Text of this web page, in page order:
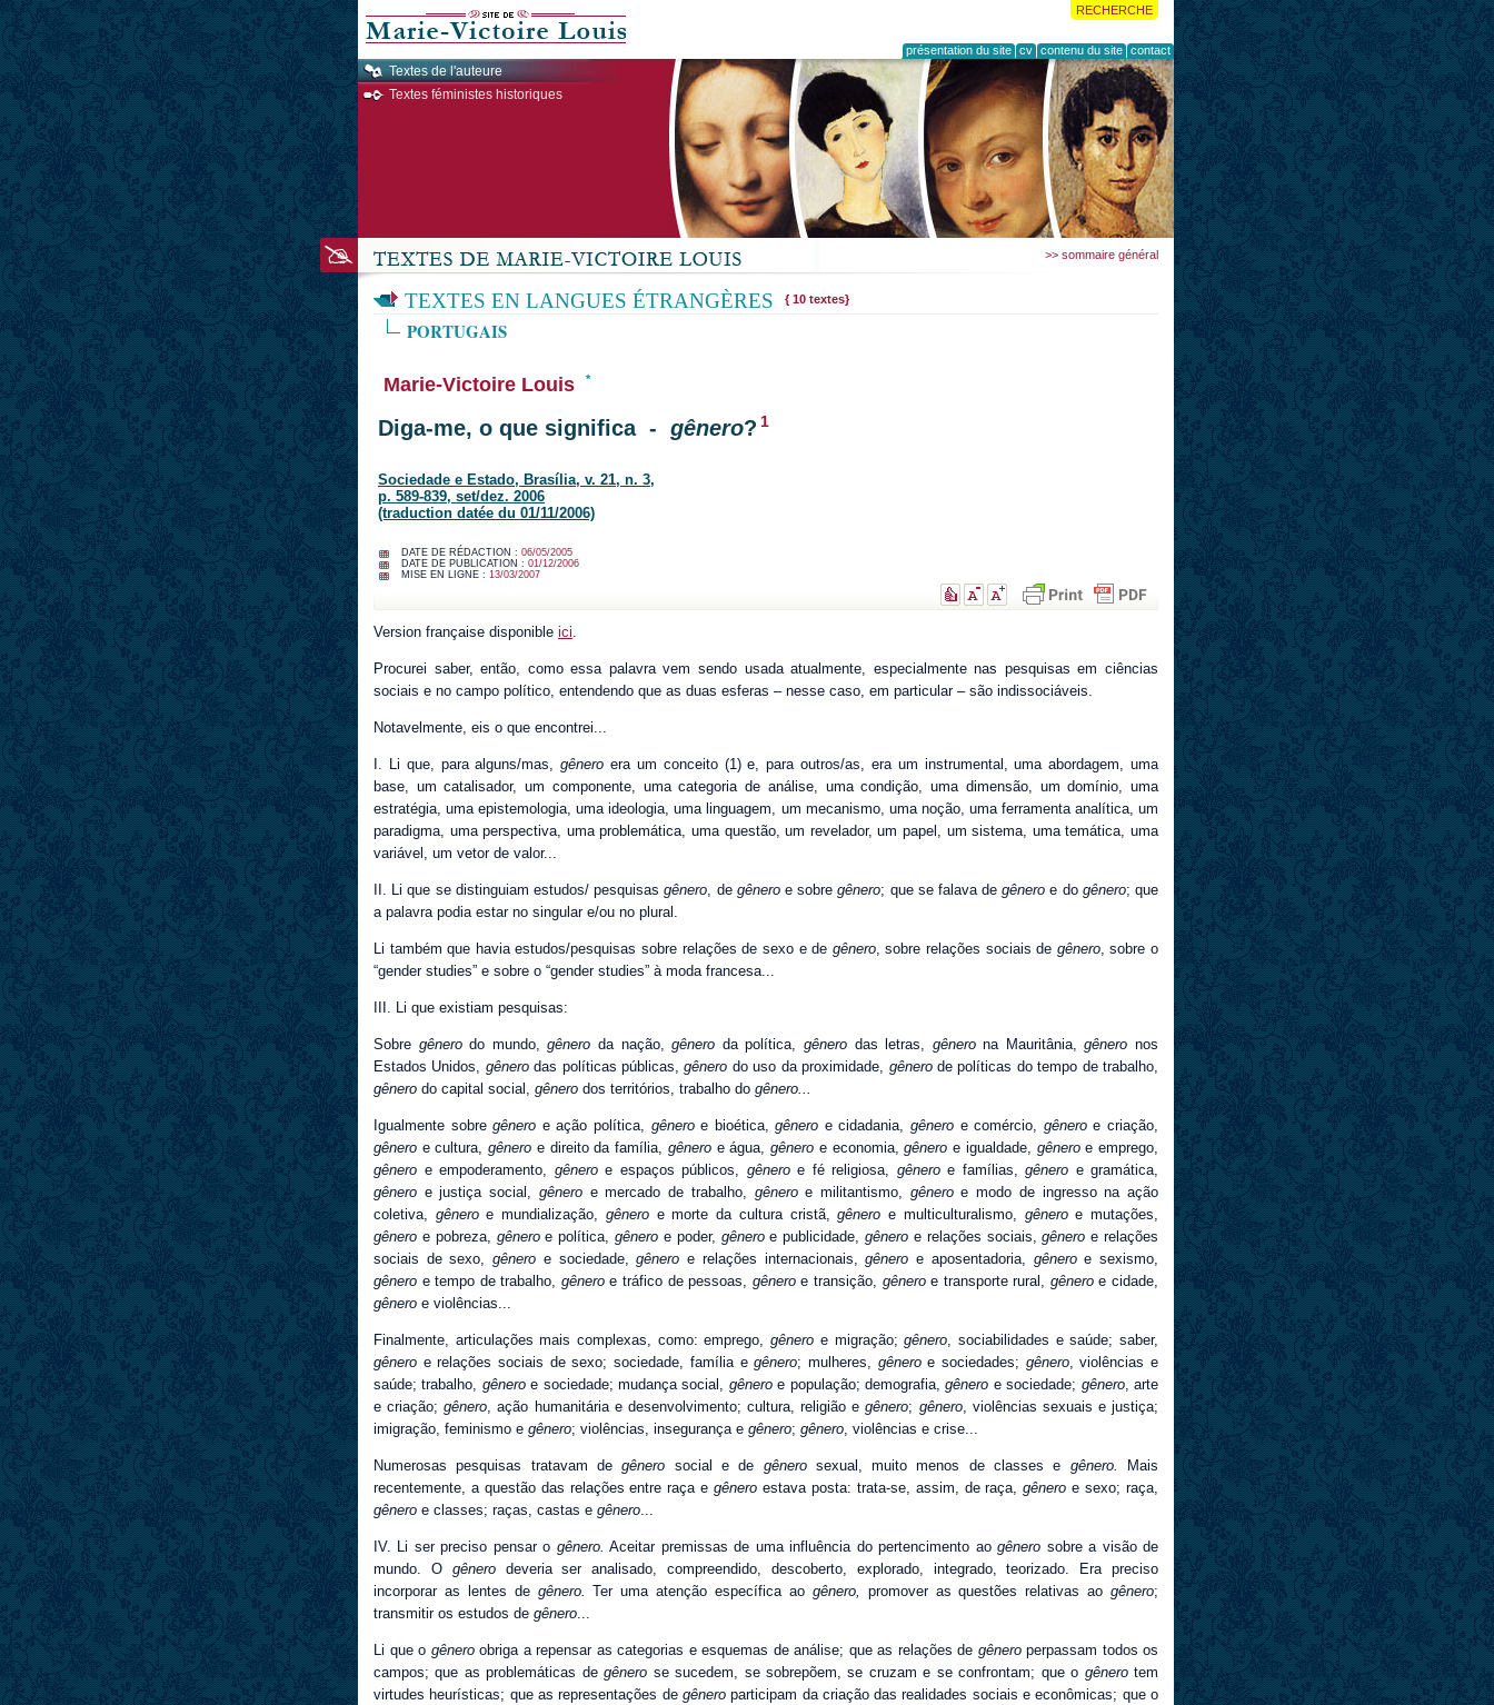
RECHERCHE
présentation du site cv contenu du site contact
Textes de l'auteure
Textes féministes historiques
>> sommaire général
TEXTES EN LANGUES ÉTRANGÈRES { 10 textes}
PORTUGAIS
Marie-Victoire Louis *
Diga-me, o que significa - gênero? 1
Sociedade e Estado, Brasília, v. 21, n. 3,
p. 589-839, set/dez. 2006
(traduction datée du 01/11/2006)
DATE DE RÉDACTION : 06/05/2005
DATE DE PUBLICATION : 01/12/2006
MISE EN LIGNE : 13/03/2007
Version française disponible ici.
Procurei saber, então, como essa palavra vem sendo usada atualmente, especialmente nas pesquisas em ciências
sociais e no campo político, entendendo que as duas esferas – nesse caso, em particular – são indissociáveis.
Notavelmente, eis o que encontrei...
I. Li que, para alguns/mas,gênero era um conceito (1) e, para outros/as, era um instrumental, uma abordagem, uma
base, um catalisador, um componente, uma categoria de análise, uma condição, uma dimensão, um domínio, uma
estratégia, uma epistemologia, uma ideologia, uma linguagem, um mecanismo, uma noção, uma ferramenta analítica, um
paradigma, uma perspectiva, uma problemática, uma questão, um revelador, um papel, um sistema, uma temática, uma
variável, um vetor de valor...
II. Li que se distinguiam estudos/ pesquisas gênero, de gêneroe sobregênero; que se falava degênero e do gênero; que
a palavra podia estar no singular e/ou no plural.
Li também que havia estudos/pesquisas sobre relações de sexo e de gênero, sobre relações sociais de gênero, sobre o
“gender studies” e sobre o “gender studies” à moda francesa...
III. Li que existiam pesquisas:
Sobre gênerodo mundo,gênero da nação,gênero da política, gênero das letras, gênerona Mauritânia,gênero nos
Estados Unidos, gênerodas políticas públicas,gênero do uso da proximidade, gênerode políticas do tempo de trabalho,
gênero do capital social, gênero dos territórios, trabalho do gênero...
Igualmente sobregênero e ação política, gêneroe bioética,gênero e cidadania,gênero e comércio, gêneroe criação,
gênero e cultura,gênero e direito da família, gêneroe água,gênero e economia,gênero e igualdade, gêneroe emprego,
gênero e empoderamento, gêneroe espaços públicos, gêneroe fé religiosa, gêneroe famílias, gênero e gramática,
gênero e justiça social, gêneroe mercado de trabalho, gêneroe militantismo, gêneroe modo de ingresso na ação
coletiva, gêneroe mundialização, gêneroe morte da cultura cristã,gênero e multiculturalismo, gêneroe mutações,
gênero e pobreza, gêneroe política, gênero e poder, gêneroe publicidade,gênero e relações sociais,gênero e relações
sociais de sexo,gênero e sociedade,gênero e relações internacionais,gênero e aposentadoria, gêneroe sexismo,
gênero e tempo de trabalho, gêneroe tráfico de pessoas, gêneroe transição, gêneroe transporte rural, gêneroe cidade,
gênero e violências...
Finalmente, articulações mais complexas, como: emprego,gênero e migração;gênero, sociabilidades e saúde; saber,
gênero e relações sociais de sexo; sociedade, família egênero; mulheres, gêneroe sociedades; gênero, violências e
saúde; trabalho, gêneroe sociedade; mudança social, gêneroe população; demografia,gênero e sociedade; gênero, arte
e criação;gênero, ação humanitária e desenvolvimento; cultura, religião egênero; gênero, violências sexuais e justiça;
imigração, feminismo e gênero; violências, insegurança e gênero; gênero, violências e crise...
Numerosas pesquisas tratavam degênero social e de gênerosexual, muito menos de classes e gênero.
Mais
recentemente, a questão das relações entre raça egênero estava posta: trata-se, assim, de raça,gênero e sexo; raça,
gênero e classes; raças, castas e gênero...
IV. Li ser preciso pensar o gênero. Aceitar premissas de uma influência do pertencimento aogênero sobre a visão de
mundo. O gênerodeveria ser analisado, compreendido, descoberto, explorado, integrado, teorizado. Era preciso
incorporar as lentes de gênero. Ter uma atenção específica ao gênero, promover as questões relativas ao gênero;
transmitir os estudos de gênero...
Li que o gêneroobriga a repensar as categorias e esquemas de análise; que as relações de gêneroperpassam todos os
campos; que as problemáticas degênero se sucedem, se sobrepõem, se cruzam e se confrontam; que o gênerotem
virtudes heurísticas; que as representações de gêneroparticipam da criação das realidades sociais e econômicas; que o